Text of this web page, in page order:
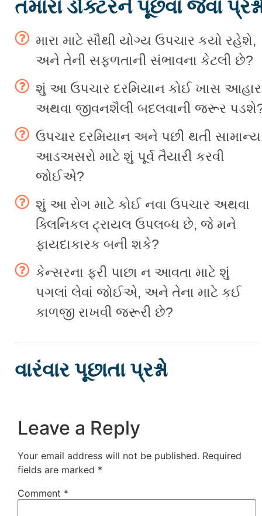
તમારા ડોક્ટરને પૂછવા જેવાં
મારા માટે સૌથી યોગ્ય ઉપચાર કયો રહેશે,
અને તેની સફળતાની સંભાવના કેટલી છે?
શું આ ઉપચાર દરમિયાન કોઈ ખાસ આહાર
અથવા જીવનશૈલી બદલવાની જરૂર
ઉપચાર દરમિયાન અને પછી થતી સામાન્ય
આડઅસરો માટે શું પૂર્વ તૈયારી કરવી
જોઈએ?
શું આ રોગ માટે કોઈ નવા ઉપચાર અથવા
ક્લિનિકલ ટ્રાયલ ઉપલબ્ધ છે, જે મને
ફાયદાકારક બની શકે?
કેન્સરના ફરી પાછા ન આવતા માટે શું
પગલાં લેવાં જોઈએ, અને તેના માટે કઈ
કાળજી રાખવી જરૂરી છે?
વારંવાર પૂછાતા પ્રશ્નો
Leave a Reply
Your email address will not be published. Required
fields are marked *
Comment *